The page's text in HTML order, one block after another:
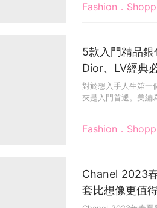
Fashion．
Fashion．
5款入門精品銀
Dior、LV經典
對於想入手人生第一
夾是入門首選。美編
Chanel 2023
套比想像更值